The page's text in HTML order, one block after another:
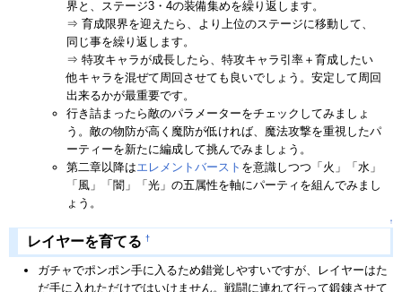
界と、ステージ3・4の装備集めを繰り返します。
⇒ 育成限界を迎えたら、より上位のステージに移動して、
同じ事を繰り返します。
⇒ 特攻キャラが成長したら、特攻キャラ引率＋育成したい
他キャラを混ぜて周回させても良いでしょう。安定して周回
出来るかが最重要です。
行き詰まったら敵のパラメーターをチェックしてみましょ
う。敵の物防が高く魔防が低ければ、魔法攻撃を重視したパ
ーティーを新たに編成して挑んでみましょう。
第二章以降はエレメントバースト を意識しつつ「火」「水」
「風」「闇」「光」の五属性を軸にパーティを組んでみまし
ょう。
↑
レイヤーを育てる †
ガチャでポンポン手に入るため錯覚しやすいですが、レイヤーはた
だ手に入れただけではいけません。戦闘に連れて行って鍛錬させて